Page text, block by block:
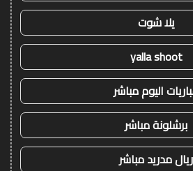
يلا شوت
yalla shoot
اليوم مباشر
برشلونة مباشر
ريال مدريد مباشر